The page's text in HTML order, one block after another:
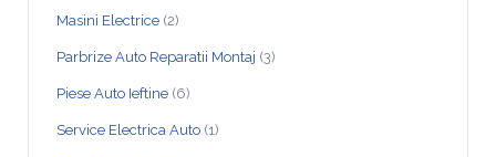
Masini Electrice (2)
Parbrize Auto Reparatii Montaj (3)
Piese Auto Ieftine (6)
Service Electrica Auto (1)